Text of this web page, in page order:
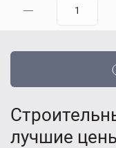
лучшие